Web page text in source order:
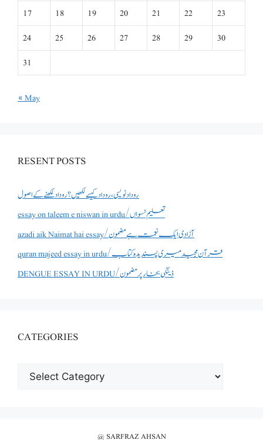
17
18 19 20 21 22
23
24
25 26 27 28 29
30
31
« May
RESENT POSTS
روداد نویسی ،روداد کیسے لکھیں؟ روداد لکھنے کے اصول
essay on taleem e niswan in urdu/تعلیم نسواں
azadi aik Naimat hai essay/آزادی ایک نعمت ہے مضمون
quran majeed essay in urdu/قرآن مجید میری پسندیدہ کتاب
DENGUE ESSAY IN URDU/ڈینگی بخار پر مضمون
CATEGORIES
CATEGORIES
@ SARFRAZ AHSAN